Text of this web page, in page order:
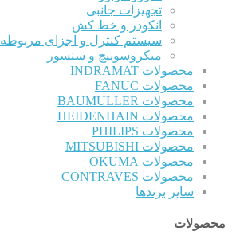
تجهیزات جانبی
انکودر و خط کش
سیستم کنترل و اجزای مربوطه
میکروسوییچ و سنسور
محصولات INDRAMAT
محصولات FANUC
محصولات BAUMULLER
محصولات HEIDENHAIN
محصولات PHILIPS
محصولات MITSUBISHI
محصولات OKUMA
محصولات CONTRAVES
سایر برندها
محصولات